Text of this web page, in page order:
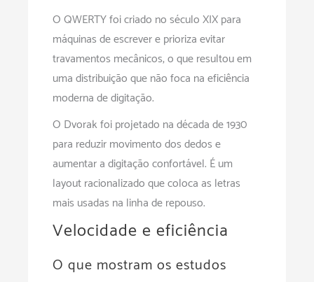
O QWERTY foi criado no século XIX para
máquinas de escrever e prioriza evitar
travamentos mecânicos, o que resultou em
uma distribuição que não foca na eficiência
moderna de digitação.
O Dvorak foi projetado na década de 1930
para reduzir movimento dos dedos e
aumentar a digitação confortável. É um
layout racionalizado que coloca as letras
mais usadas na linha de repouso.
Velocidade e eficiência
O que mostram os estudos